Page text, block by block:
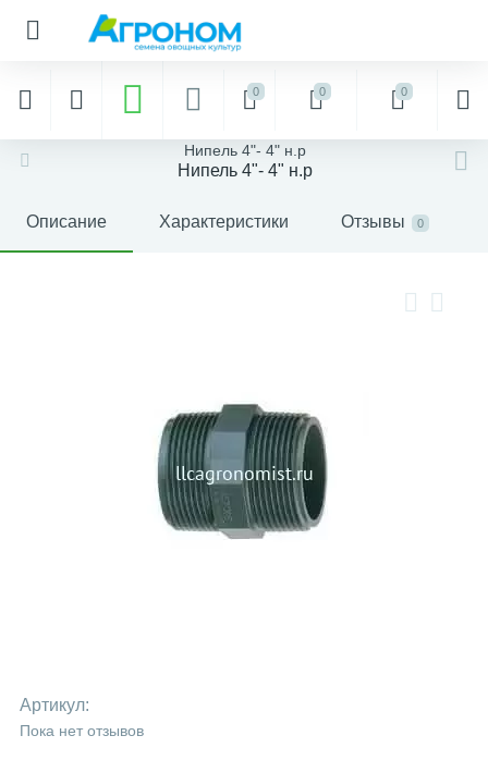
0 0 0
Нипель 4"- 4" н.р
Нипель 4"- 4" н.р
Описание Характеристики Отзывы 0
Артикул:
Пока нет отзывов